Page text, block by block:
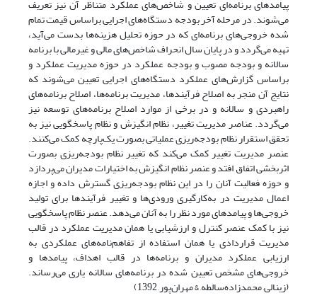
پیامدهای برنامه‌ای تعیین و شاخص‌های عملکرد متناظر آن نیز تعریف
می‌شوند. در مرحله آخر بودجه دستگاه‌های اجرایی براساس قیمت تمام
شده خروجی‌های برنامه‌ای که در حوزه تحلیل هزینه‌ها بدست می‌آید،
تهیه می‌گردد و در پایان سال انحراف شاخص‌های مالی و غیرمالی با برنامه
سالانه و بودجه مصوب و بودجه عملکرد در حوزه مدیریت عملکرد و
براساس گزارش‌های عملکرد دستگاه‌های اجرایی تعیین می‌شوند که
نتایج آن منجر به اصلاح فرآیندها، مدیریت برنامه‌ها، اصلاح برنامه‌های
راهبردی و سالانه و در برخی از موارد اصلاح برنامه‌های توسعه نیز
می‌گردد. عناصر مدیریت تغییر، نظام انگیزش و نظام پاسخگویی نیز به
تحقق استقرار نظام بودجه‌ریزی عملیاتی بصورت یک‌پارچه کمک می‌کنند.
عنصر مدیریت تغییر کمک می‌کند که تغییر نظام بودجه‌ریزی بصورت
اثربخشی اتفاق افتد و عنصر نظام انگیزش به اختیارات مدیران می‌پردازد
و حوزه فعالیت آنان را در این نظام بودجه‌ریزی گسترش داده و اجازه
اعمال مدیریت در به‌کارگیری ورودی‌ها و تغییر فرآیندها برای تولید
خروجی‌ها و پیامدهای مورد نظر را به آنان می‌دهد. عنصر نظام پاسخگویی
نیز با کمک عنصر کنترل و ارزشیابی یا همان مدیریت عملکرد در قالب
مدیریت قراردادی یا همان استفاده از تفاهم‌نامه‌های عملکردی به
ارزیابی عملکرد مدیران و برنامه‌ها در قالب اهداف، پیامدها و
خروجی‌های مشخص تعیین شده در برنامه‌های سالانه یاری می‌رساند.
(زینالی, محمدزاده‌سالطه, & مهران‌پور, 1392)